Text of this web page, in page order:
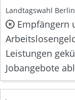
Landtagswahl
Empfängern
Leistungen
Jobangebote